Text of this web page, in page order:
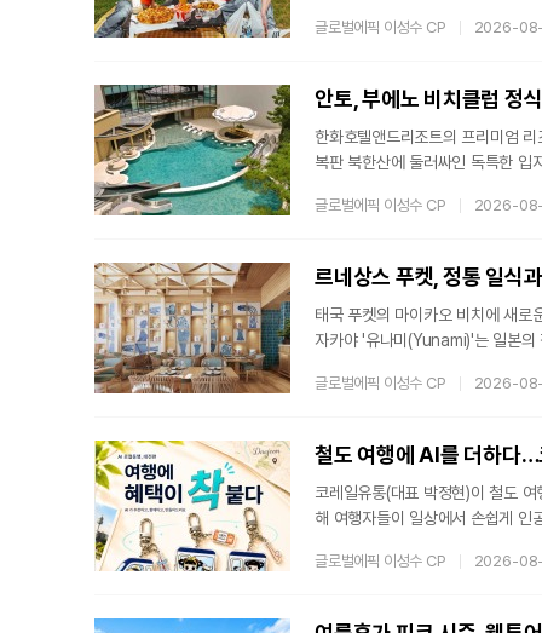
결했으며, 이는 방한 관광객 2천만
이유는 명확하다. 국내 배달 앱 중
글로벌에픽 이성수 CP 2026-
안토, 부에노 비치클럽 정
한화호텔앤드리조트의 프리미엄
복판 북한산에 둘러싸인 독특한 입
규모로 메인 풀, 다이닝 바, 카바나
감을 선사하며, 다이닝 바 내부의
글로벌에픽 이성수 CP 2026-
르네상스 푸켓, 정통 일식
태국 푸켓의 마이카오 비치에 새로
자카야 '유나미(Yunami)'는 일본의
'저녁 파도’에서 영감을 받은 공간
편안하고 여유로운 런치 다이닝
글로벌에픽 이성수 CP 2026-
철도 여행에 AI를 더하다…
코레일유통(대표 박정현)이 철도
해 여행자들이 일상에서 손쉽게 인
로 통합 제공한다.AI 기술과 지역
약을 체결한 이후 본격적으로 추
글로벌에픽 이성수 CP 2026-